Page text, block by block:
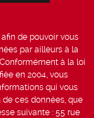
de pouvoir vous
par ailleurs à la
à la loi
en 2004, vous
qui vous
de ces données, que
suivante : 55 rue